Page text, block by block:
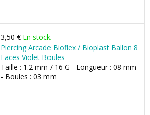
3,50 € En stock
Piercing Arcade Bioflex / Bioplast Ballon 8
Faces Violet Boules
Taille : 1.2 mm / 16 G - Longueur : 08 mm
- Boules : 03 mm